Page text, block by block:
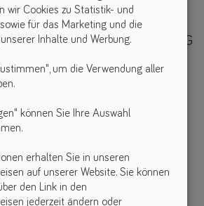
Components GmbH & Co. KG
wir Cookies zu Statistik- und
für das Marketing und die
Inhalte und Werbung.
um die Verwendung aller
können Sie Ihre Auswahl
erhalten Sie in unseren
auf unserer Website. Sie können
den Link in den
jederzeit ändern oder